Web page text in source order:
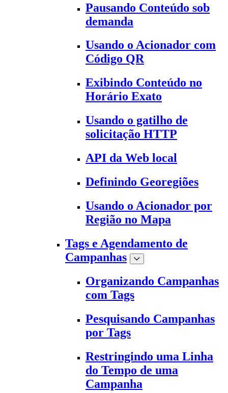
Pausando Conteúdo sob
demanda
Usando o Acionador com
Código QR
Exibindo Conteúdo no
Horário Exato
Usando o gatilho de
solicitação HTTP
API da Web local
Definindo Georegiões
Usando o Acionador por
Região no Mapa
Tags e Agendamento de
Campanhas
Organizando Campanhas
com Tags
Pesquisando Campanhas
por Tags
Restringindo uma Linha
do Tempo de uma
Campanha